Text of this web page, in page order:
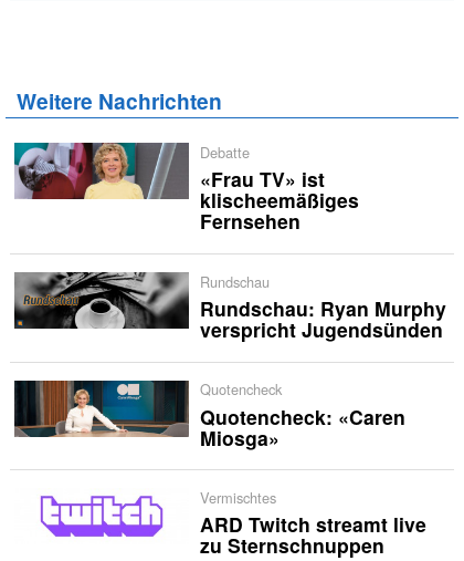
Weitere Nachrichten
Debatte
«Frau TV» ist
klischeemäßiges
Fernsehen
Rundschau
Rundschau: Ryan Murphy
verspricht Jugendsünden
Quotencheck
Quotencheck: «Caren
Miosga»
Vermischtes
ARD Twitch streamt live
zu Sternschnuppen